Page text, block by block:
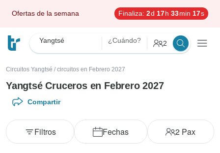
Ofertas de la semana Finaliza: 2d 17h 33min 15s
Yangtsé ¿Cuándo? 2
Circuitos Yangtsé / circuitos en Febrero 2027
Yangtsé Cruceros en Febrero 2027
Compartir
Fechas 2 Pax
Filtros